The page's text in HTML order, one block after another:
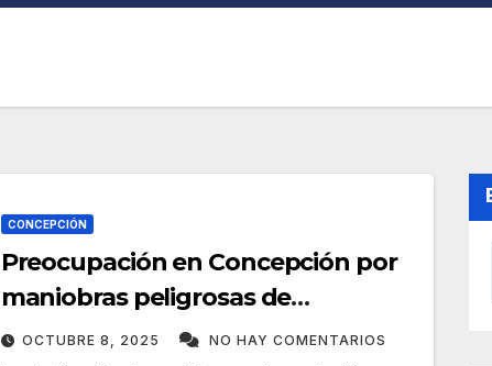
CONCEPCIÓN
Preocupación en Concepción por
maniobras peligrosas de
motociclistas
OCTUBRE 8, 2025 NO HAY COMENTARIOS